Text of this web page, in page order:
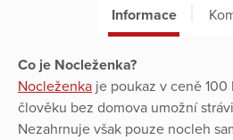
Informace
Co je Nocleženka?
Nocleženka je poukaz v ceně
člověku bez domova umožní
Nezahrnuje však pouze nocleh